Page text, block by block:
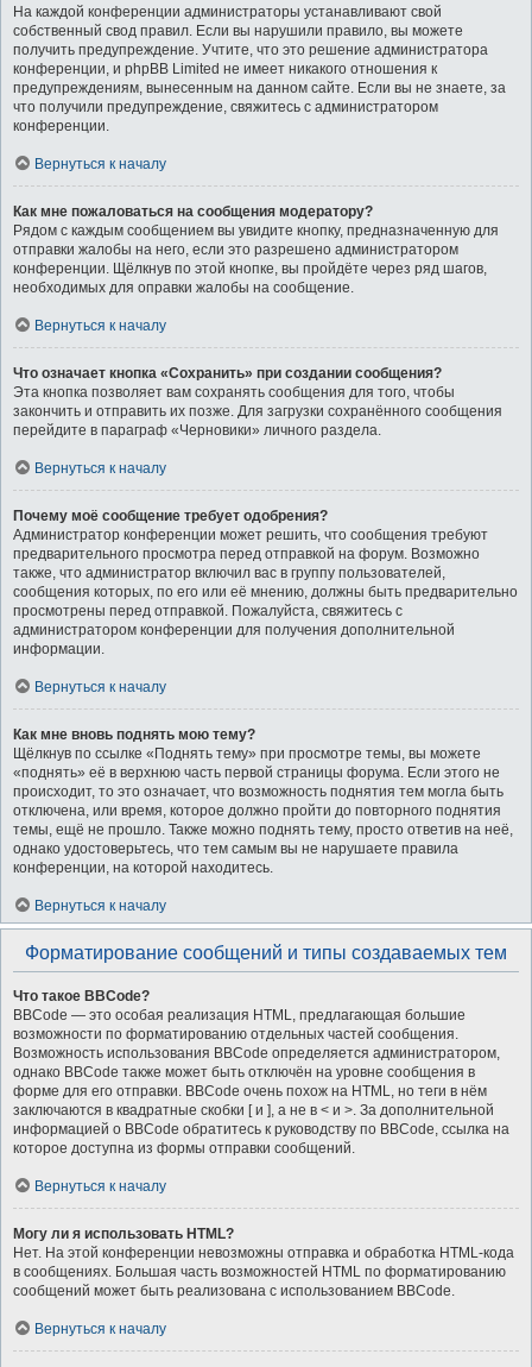
На каждой конференции администраторы устанавливают свой
собственный свод правил. Если вы нарушили правило, вы можете
получить предупреждение. Учтите, что это решение администратора
конференции, и phpBB Limited не имеет никакого отношения к
предупреждениям, вынесенным на данном сайте. Если вы не знаете, за
что получили предупреждение, свяжитесь с администратором
конференции.
Вернуться к началу
Как мне пожаловаться на сообщения модератору?
Рядом с каждым сообщением вы увидите кнопку, предназначенную для
отправки жалобы на него, если это разрешено администратором
конференции. Щёлкнув по этой кнопке, вы пройдёте через ряд шагов,
необходимых для оправки жалобы на сообщение.
Вернуться к началу
Что означает кнопка «Сохранить» при создании сообщения?
Эта кнопка позволяет вам сохранять сообщения для того, чтобы
закончить и отправить их позже. Для загрузки сохранённого сообщения
перейдите в параграф «Черновики» личного раздела.
Вернуться к началу
Почему моё сообщение требует одобрения?
Администратор конференции может решить, что сообщения требуют
предварительного просмотра перед отправкой на форум. Возможно
также, что администратор включил вас в группу пользователей,
сообщения которых, по его или её мнению, должны быть предварительно
просмотрены перед отправкой. Пожалуйста, свяжитесь с
администратором конференции для получения дополнительной
информации.
Вернуться к началу
Как мне вновь поднять мою тему?
Щёлкнув по ссылке «Поднять тему» при просмотре темы, вы можете
«поднять» её в верхнюю часть первой страницы форума. Если этого не
происходит, то это означает, что возможность поднятия тем могла быть
отключена, или время, которое должно пройти до повторного поднятия
темы, ещё не прошло. Также можно поднять тему, просто ответив на неё,
однако удостоверьтесь, что тем самым вы не нарушаете правила
конференции, на которой находитесь.
Вернуться к началу
Форматирование сообщений и типы создаваемых тем
Что такое BBCode?
BBCode — это особая реализация HTML, предлагающая большие
возможности по форматированию отдельных частей сообщения.
Возможность использования BBCode определяется администратором,
однако BBCode также может быть отключён на уровне сообщения в
форме для его отправки. BBCode очень похож на HTML, но теги в нём
заключаются в квадратные скобки [ и ], а не в < и >. За дополнительной
информацией о BBCode обратитесь к руководству по BBCode, ссылка на
которое доступна из формы отправки сообщений.
Вернуться к началу
Могу ли я использовать HTML?
Нет. На этой конференции невозможны отправка и обработка HTML-кода
в сообщениях. Большая часть возможностей HTML по форматированию
сообщений может быть реализована с использованием BBCode.
Вернуться к началу